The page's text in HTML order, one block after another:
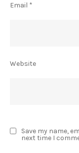
Email *
Website
Save my name,
next time I